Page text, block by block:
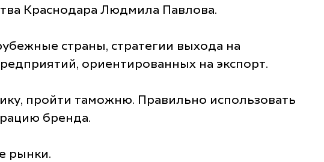
Краснодара Людмила Павлова.
страны, стратегии выхода на
ориентированных на экспорт.
пройти таможню. Правильно использовать
бренда.
рынки.